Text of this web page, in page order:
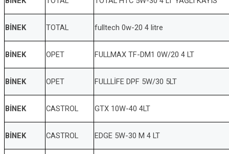
BİNEK TOTAL fulltech 0w-20 4 litre
BİNEK OPET FULLMAX TF-DM1 0W/20 4 LT
BİNEK OPET FULLLİFE DPF 5W/30 5LT
BİNEK CASTROL GTX 10W-40 4LT
BİNEK CASTROL EDGE 5W-30 M 4 LT